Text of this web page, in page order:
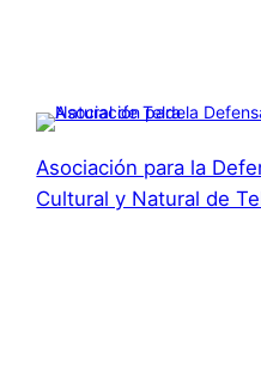
Asociación para la
Cultural y Natural de